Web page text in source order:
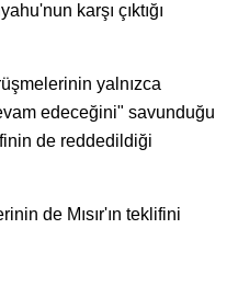
karşı çıktığı
yalnızca
edeceğini" savunduğu
de reddedildiği
de Mısır'ın teklifini